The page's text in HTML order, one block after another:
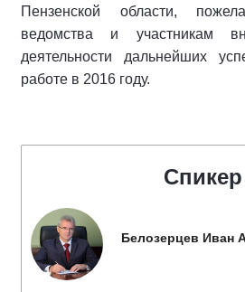
Пензенской области,
ведомства и участникам
деятельности дальнейших
работе в 2016 году.
Спикер
Белозерцев Иван